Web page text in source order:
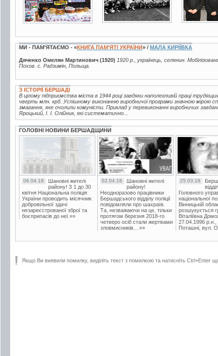
МИ - ПАМ’ЯТАЄМО - «КНИГА ПАМ’ЯТІ УКРАЇНИ» / МАЛА КИРІЇВКА
Дяченко Омелян Мартинович (1920) 1920 р., українець, селянин.
Похов. с. Радзимін, Польща.
З ІСТОРІЇ БЕРШАДІ
В цілому підприємства міста в 1944 році завдяки наполегливій праці
чверть млн. крб. Успішному виконанню виробничої програми значною мірою
змагання, яке очолили комуністи. Приклад у перевиконанні виробничих
Яроцький, І. І. Олійник, які систематично...
ГОЛОВНІ НОВИНИ БЕРШАДЩИНИ
06.04.18
Шановні жителі
району! З 1 до 30
квітня Національна поліція
України проводить місячник
добровільної здачі
незареєстрованої зброї та
боєприпасів до неї.»»
02.04.18
Шановні жителі
району!
Неодноразово працівники
Бершадського відділу поліції
повідомляли про шахраїв.
Та, незважаючи на це, тільки
протягом березня 2018-го
четверо осіб стали жертвами
зловмисників....»»
25.03.18
Головного
національної
Вінницькій
розшукується
Віталіївна
27.04.1996 р.н.,
Поташні, вул.
Якщо Ви виявили помилку, виділіть текст з помилкою та натисніть Ctrl+Enter